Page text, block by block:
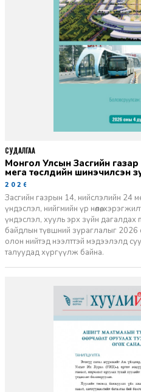
Монгол Улсын Засгийн газар болон Улаанбаатар хотын
мега төслүүдийн шинэчилсэн
2026-06-29
Засгийн газрын 14, нийслэлийн 24
үндэслэл, нийгмийн үр нөлөө,
үндэслэл, хууль эрх зүйн дагалдах
байдлын түвшний зураглалыг
олон нийтэд нээлттэй мэдээлэлд
талуудад хүргүүлж байна.
СУДАЛГАА